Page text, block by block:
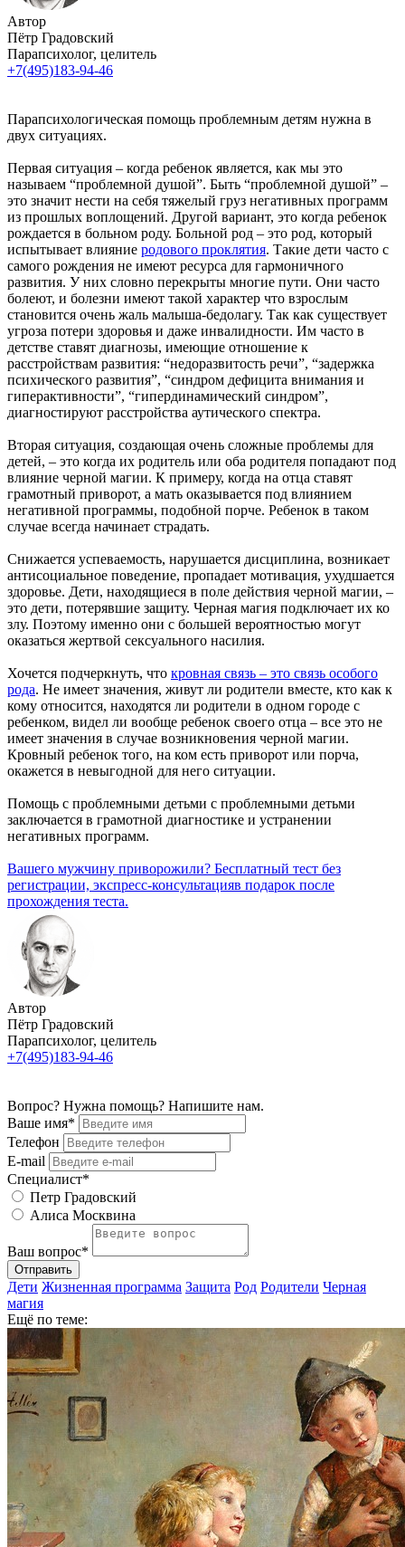
Автор
Пётр Градовский
Парапсихолог, целитель
+7(495)183-94-46
Парапсихологическая помощь проблемным детям нужна в
двух ситуациях.
Первая ситуация – когда ребенок является, как мы это
называем “проблемной душой”. Быть “проблемной душой” –
это значит нести на себя тяжелый груз негативных программ
из прошлых воплощений. Другой вариант, это когда ребенок
рождается в больном роду. Больной род – это род, который
испытывает влияние родового проклятия. Такие дети часто с
самого рождения не имеют ресурса для гармоничного
развития. У них словно перекрыты многие пути. Они часто
болеют, и болезни имеют такой характер что взрослым
становится очень жаль малыша-бедолагу. Так как существует
угроза потери здоровья и даже инвалидности. Им часто в
детстве ставят диагнозы, имеющие отношение к
расстройствам развития: “недоразвитость речи”, “задержка
психического развития”, “синдром дефицита внимания и
гиперактивности”, “гипердинамический синдром”,
диагностируют расстройства аутического спектра.
Вторая ситуация, создающая очень сложные проблемы для
детей, – это когда их родитель или оба родителя попадают под
влияние черной магии. К примеру, когда на отца ставят
грамотный приворот, а мать оказывается под влиянием
негативной программы, подобной порче. Ребенок в таком
случае всегда начинает страдать.
Снижается успеваемость, нарушается дисциплина, возникает
антисоциальное поведение, пропадает мотивация, ухудшается
здоровье. Дети, находящиеся в поле действия черной магии, –
это дети, потерявшие защиту. Черная магия подключает их ко
злу. Поэтому именно они с большей вероятностью могут
оказаться жертвой сексуального насилия.
Хочется подчеркнуть, что кровная связь – это связь особого
рода. Не имеет значения, живут ли родители вместе, кто как к
кому относится, находятся ли родители в одном городе с
ребенком, видел ли вообще ребенок своего отца – все это не
имеет значения в случае возникновения черной магии.
Кровный ребенок того, на ком есть приворот или порча,
окажется в невыгодной для него ситуации.
Помощь с проблемными детьми с проблемными детьми
заключается в грамотной диагностике и устранении
негативных программ.
Вашего мужчину приворожили? Бесплатный тест без
регистрации, экспресс-консультацияв подарок после
прохождения теста.
Автор
Пётр Градовский
Парапсихолог, целитель
+7(495)183-94-46
Вопрос? Нужна помощь? Напишите нам.
Ваше имя*
Телефон
E-mail
Специалист*
Петр Градовский
Алиса Москвина
Ваш вопрос*
Отправить
Дети Жизненная программа Защита Род Родители Черная
магия
Ещё по теме: